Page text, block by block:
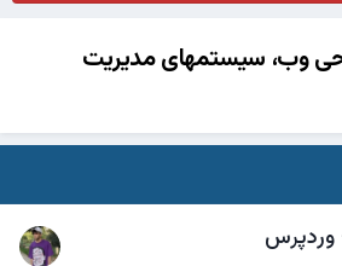
وب، سیستمهای مدیریت